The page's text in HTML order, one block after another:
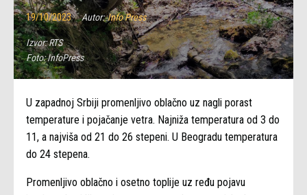
19/10/2023 Autor: Info Press
Izvor:RTS
Foto:InfoPress
U zapadnoj Srbiji promenljivo oblačno uz nagli porast
temperature i pojačanje vetra. Najniža temperatura od 3 do
11, a najviša od 21 do 26 stepeni. U Beogradu temperatura
do 24 stepena.
Promenljivo oblačno i osetno toplije uz ređu pojavu